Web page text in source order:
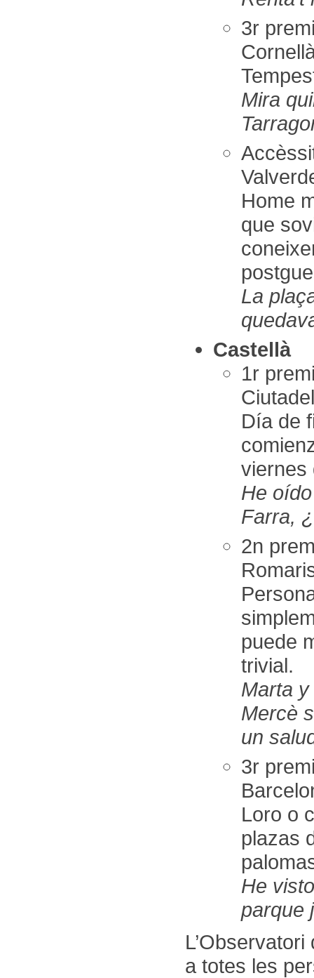
3r
Mira
Home
que
La
Castellà
1r
Día de
viernes
He
Farra,
2n
puede
trivial.
Marta
Mercè
un
3r
Loro o
plazas
He
parque
a totes les